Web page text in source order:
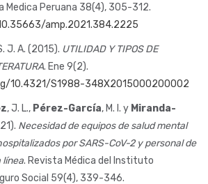
Medica Peruana 38(4), 305-312.
amp.2021.384.2225
J. A. (2015). UTILIDAD Y TIPOS DE
. Ene 9(2).
10.4321/S1988-348X2015000200002
, J. L., Pérez-García, M. I. y Miranda-
Necesidad de equipos de salud mental
por SARS-CoV-2 y personal de
línea. Revista Médica del Instituto
Social 59(4), 339-346.